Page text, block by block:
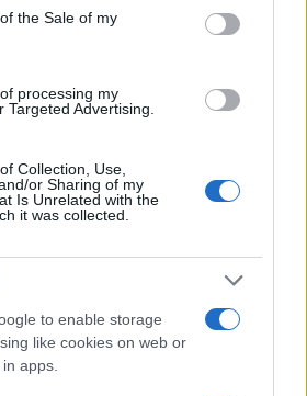
the Sale of my
processing my
Targeted Advertising.
Collection, Use,
or Sharing of my
Is Unrelated with the
it was collected.
to enable storage
like cookies on web or
apps.
especializado. La inversión
una franquicia varía enormemente:
capital propio en conceptos de
200.000 euros en cadenas de